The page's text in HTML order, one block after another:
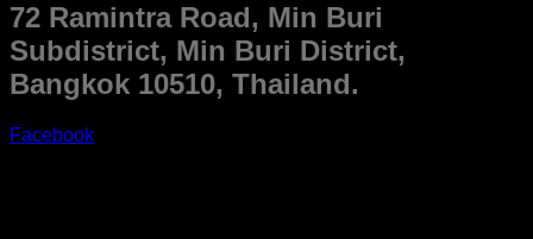
72 Ramintra Road, Min Buri
Subdistrict, Min Buri District,
Bangkok 10510, Thailand.
Facebook